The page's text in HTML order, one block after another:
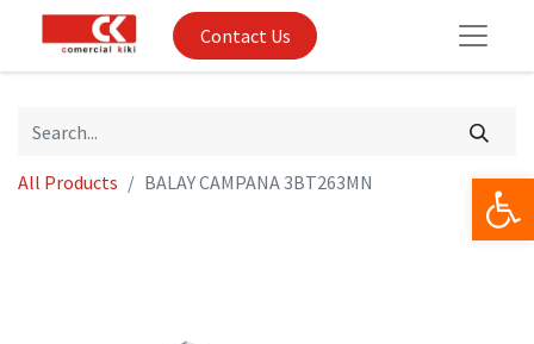
Contact Us
All Products BALAY CAMPANA 3BT263MN